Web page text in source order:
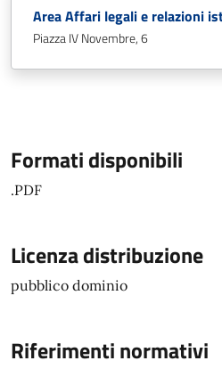
Area Affari legali e relazioni
Piazza IV Novembre, 6
Formati disponibili
.PDF
Licenza distribuzione
pubblico dominio
Riferimenti normativi